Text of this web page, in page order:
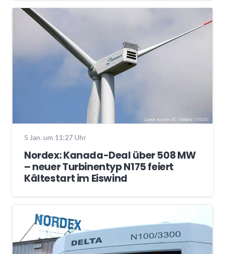
5 Jan. um 11:27 Uhr
Nordex: Kanada-Deal über 508 MW
– neuer Turbinentyp N175 feiert
Kältestart im Eiswind